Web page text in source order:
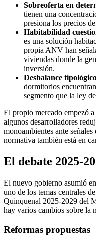
Sobreoferta en
tienen una
presiona los precios
Habitabilidad
es una solución
propia ANV han
viviendas donde la
inversión.
Desbalance
dormitorios
segmento que la ley
El propio mercado empezó
algunos desarrolladores
monoambientes ante
normativa también está en
El debate 2025-
El nuevo gobierno asumió
uno de los temas centrales
Quinquenal 2025-2029 del
hay varios cambios sobre la
Reformas propuestas